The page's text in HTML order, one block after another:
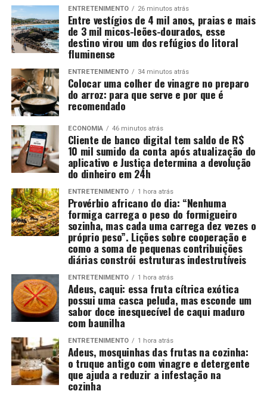
ENTRETENIMENTO 26 minutos atrás
Entre vestígios de 4 mil anos, praias e mais
de 3 mil micos-leões-dourados, esse
destino virou um dos refúgios do litoral
fluminense
ENTRETENIMENTO 34 minutos atrás
Colocar uma colher de vinagre no preparo
do arroz: para que serve e por que é
recomendado
ECONOMIA 46 minutos atrás
Cliente de banco digital tem saldo de R$
10 mil sumido da conta após atualização do
aplicativo e Justiça determina a devolução
do dinheiro em 24h
ENTRETENIMENTO 1 hora atrás
Provérbio africano do dia: “Nenhuma
formiga carrega o peso do formigueiro
sozinha, mas cada uma carrega dez vezes o
próprio peso”. Lições sobre cooperação e
como a soma de pequenas contribuições
diárias constrói estruturas indestrutíveis
ENTRETENIMENTO 1 hora atrás
Adeus, caqui: essa fruta cítrica exótica
possui uma casca peluda, mas esconde um
sabor doce inesquecível de caqui maduro
com baunilha
ENTRETENIMENTO 1 hora atrás
Adeus, mosquinhas das frutas na cozinha:
o truque antigo com vinagre e detergente
que ajuda a reduzir a infestação na
cozinha